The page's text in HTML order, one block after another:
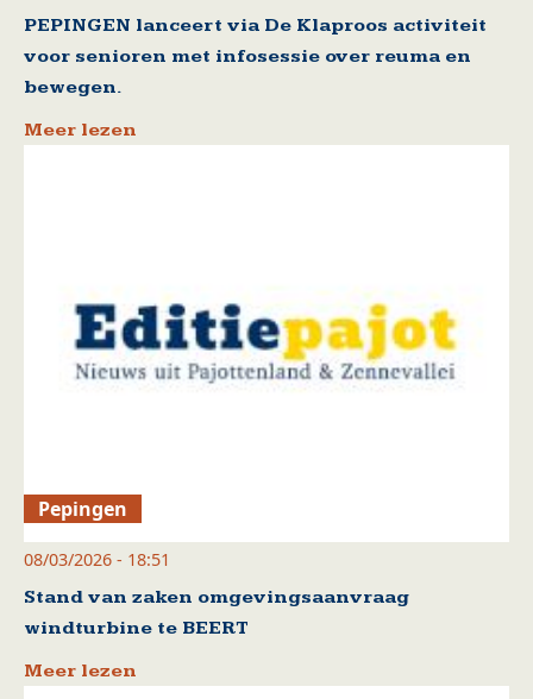
PEPINGEN lanceert via De Klaproos activiteit
voor senioren met infosessie over reuma en
bewegen.
Meer lezen
Pepingen
08/03/2026 - 18:51
Stand van zaken omgevingsaanvraag
windturbine te BEERT
Meer lezen